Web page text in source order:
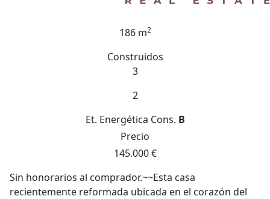
186 m2
Construidos
3
2
Et. Energética Cons. B
Precio
145.000 €
Sin honorarios al comprador.~~Esta casa
recientemente reformada ubicada en el corazón del